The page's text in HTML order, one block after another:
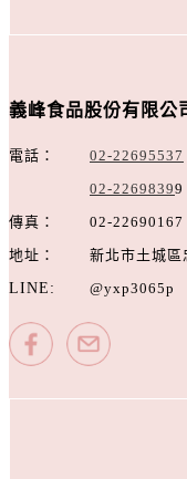
義峰食品股份有限公
電話： 02-22695537
02-22698399
傳真：
02-22690167
地址：
新北市土城
LINE:
@yxp3065p